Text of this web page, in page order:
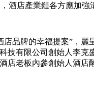
酒店產業鏈各方應加強
品牌的幸福提案”，
技有限公司創始人李
老板內參創始人酒店